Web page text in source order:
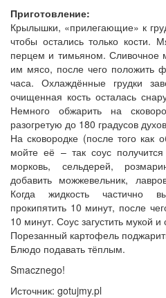
Приготовление:
Крылышки, «прилегающие» к
чтобы остались только кости.
перцем и тимьяном. Сливочное
им мясо, после чего положить
часа. Охлаждённые грудки
очищенная кость осталась
Немного обжарить на
разогретую до 180 градусов
На сковородке (после того как
мойте её – так соус
морковь, сельдерей,
добавить можжевельник,
Когда жидкость частично
прокипятить 10 минут, после
10 минут. Соус загустить мукой
Порезанный картофель
Блюдо подавать тёплым.
Smacznego!
Источник: gotujmy.pl